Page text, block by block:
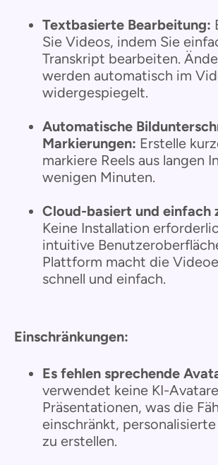
Textbasierte Bearbeitung:
Sie Videos, indem Sie
Transkript bearbeiten.
werden automatisch im
widergespiegelt.
Automatische
Markierungen: Erstelle
markiere Reels aus langen
wenigen Minuten.
Cloud-basiert und einfach
Keine Installation
intuitive
Plattform macht die
schnell und einfach.
Einschränkungen:
Es fehlen sprechende
verwendet keine KI-
Präsentationen, was die
einschränkt,
zu erstellen.